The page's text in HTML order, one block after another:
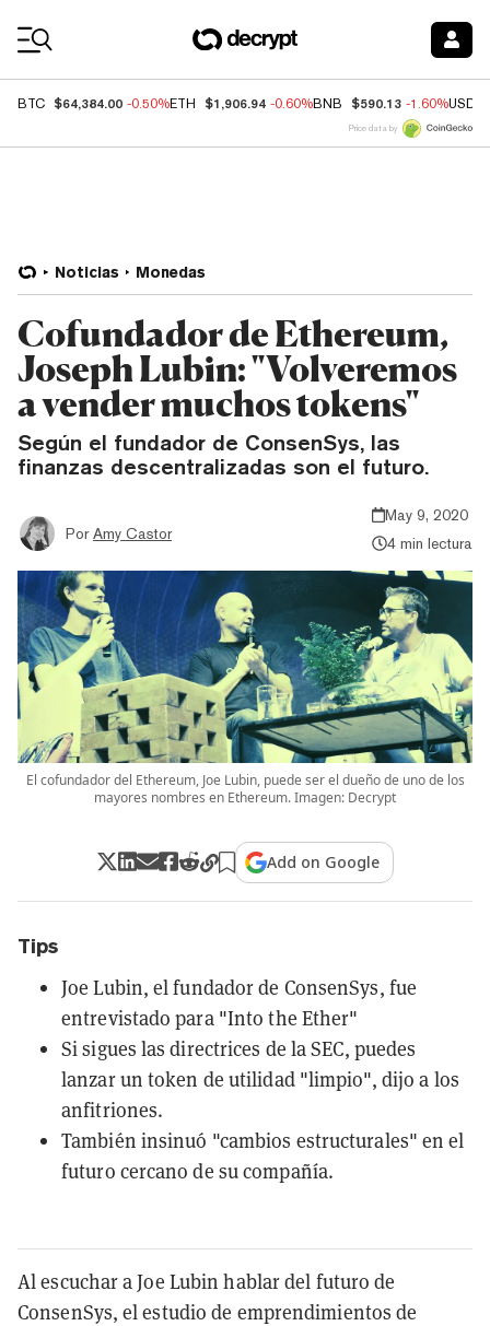
BTC $64,384.00 -0.50%ETH $1,906.94 -0.60%BNB $590.13 -1.60%USDC
Price data by
Noticias Monedas
Cofundador de Ethereum,
Joseph Lubin: "Volveremos
a vender muchos tokens"
Según el fundador de ConsenSys, las
finanzas descentralizadas son el futuro.
Por Amy Castor
May 9, 2020
4 min lectura
El cofundador del Ethereum, Joe Lubin, puede ser el dueño de uno de los
mayores nombres en Ethereum. Imagen: Decrypt
Add on Google
Tips
Joe Lubin, el fundador de ConsenSys, fue
entrevistado para "Into the Ether"
Si sigues las directrices de la SEC, puedes
lanzar un token de utilidad "limpio", dijo a los
anfitriones.
También insinuó "cambios estructurales" en el
futuro cercano de su compañía.
Al escuchar a Joe Lubin hablar del futuro de
ConsenSys, el estudio de emprendimientos de